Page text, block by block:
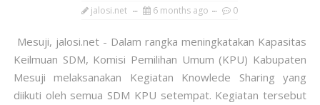
jalosi.net 6 months ago 0
Mesuji, jalosi.net - Dalam rangka meningkatakan Kapasitas
Keilmuan SDM, Komisi Pemilihan Umum (KPU) Kabupaten
Mesuji melaksanakan Kegiatan Knowlede Sharing yang
diikuti oleh semua SDM KPU setempat. Kegiatan tersebut